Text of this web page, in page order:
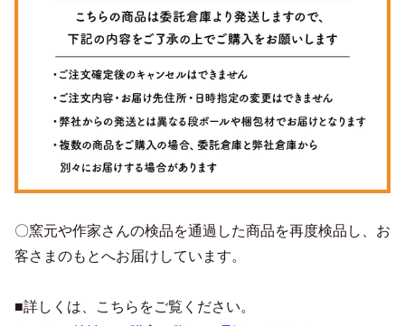
〇窯元や作家さんの検品を通過した商品を再度検品し、お
客さまのもとへお届けしています。
■詳しくは、こちらをご覧ください。